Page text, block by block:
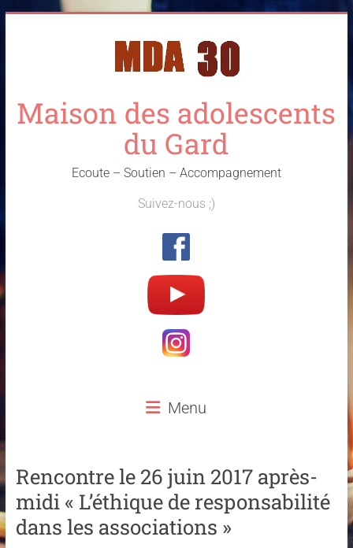
Maison des adolescents
du Gard
Ecoute – Soutien – Accompagnement
Suivez-nous ;)
Menu
Rencontre le 26 juin 2017 après-
midi « L’éthique de responsabilité
dans les associations »